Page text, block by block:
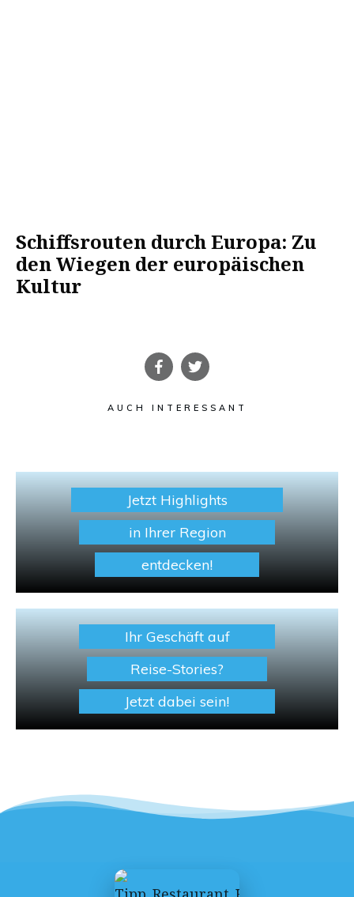
Schiffsrouten durch Europa: Zu
den Wiegen der europäischen
Kultur
AUCH INTERESSANT
Jetzt Highlights
in Ihrer Region
entdecken!
Ihr Geschäft auf
Reise-Stories?
Jetzt dabei sein!